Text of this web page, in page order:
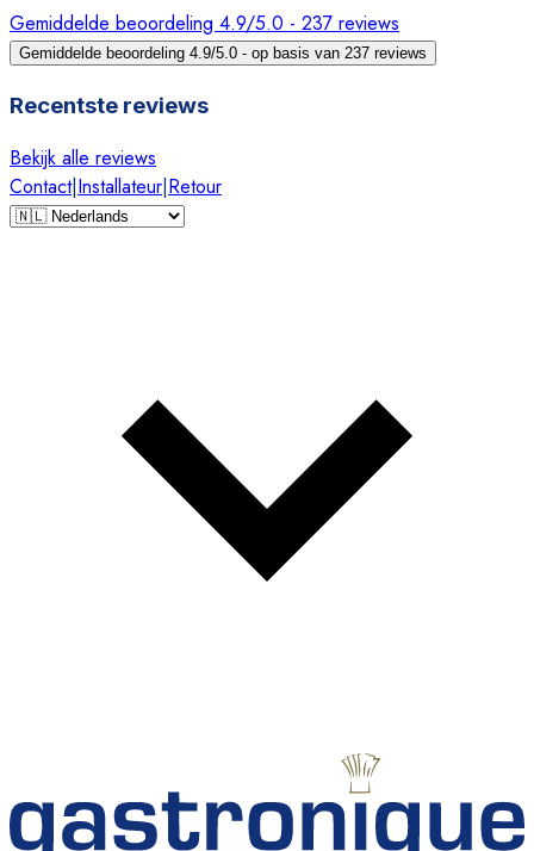
Gemiddelde beoordeling 4.9/5.0 - 237 reviews
Gemiddelde beoordeling 4.9/5.0 - op basis van 237 reviews
Recentste reviews
Bekijk alle reviews
Contact|Installateur|Retour